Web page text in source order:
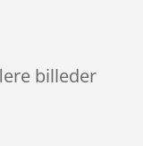
billeder